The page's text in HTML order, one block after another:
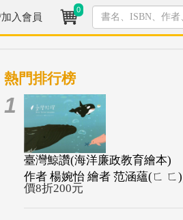
入會員
0
熱門排行榜
1
臺灣鯨讚(海洋廉政教育繪本)
作者 楊婉怡 繪者 范涵蘊(ㄈ ㄈ)
價8折200元